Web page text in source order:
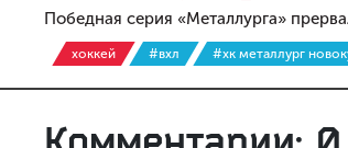
Победная серия «Металлурга»
хоккей #вхл #хк металлург